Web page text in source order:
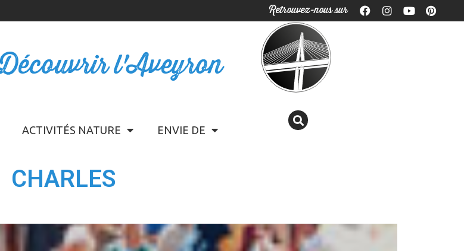
Retrouvez-nous sur
l'Aveyron
ACTIVITÉS NATURE ENVIE DE
CHARLES